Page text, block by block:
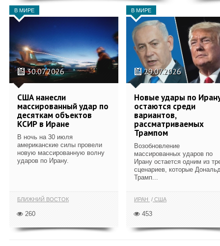
В МИРЕ
30.07.2026
США нанесли
массированный удар по
десяткам объектов
КСИР в Иране
В ночь на 30 июля
американские силы провели
новую массированную волну
ударов по Ирану.
БЛИЖНИЙ ВОСТОК
260
В МИРЕ
29.07.2026
Новые удары по
остаются среди
вариантов,
рассматриваемых
Трампом
Возобновление
массированных ударов по
Ирану остается одним из
сценариев, которые
Трамп...
ИРАН США
453